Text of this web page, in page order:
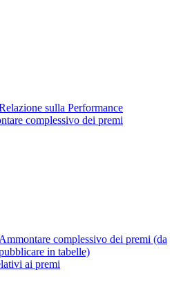
sulla Performance
complessivo dei premi
Ammontare complessivo dei premi (da
in tabelle)
ai premi